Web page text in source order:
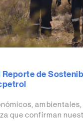
Reporte de
que confirman